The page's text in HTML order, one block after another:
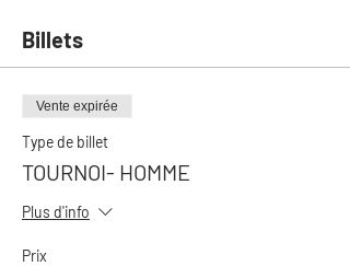
14h30: Début des tournois avec bouchées en
après-midi
Inclus : L’inscription, un verre de bière ou
sangria et quelques bouchées : frites,
rondelles d’oignon, jalapeno poppers,
ailes de poulet.
Billets
Vente expirée
Type de billet
TOURNOI- HOMME
Plus d'info
Prix